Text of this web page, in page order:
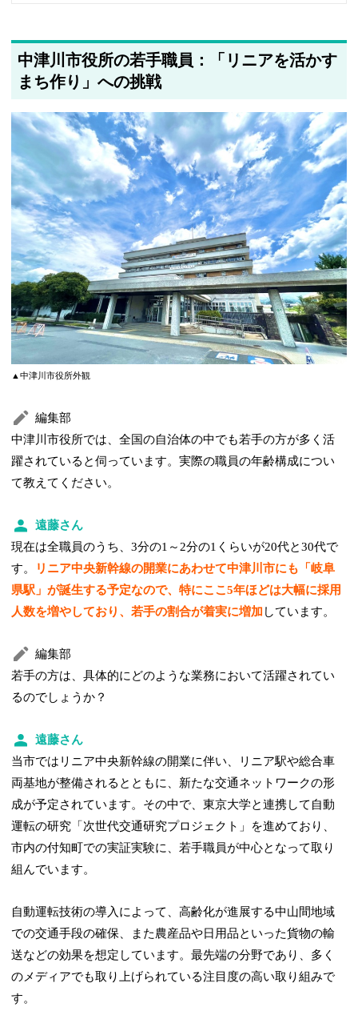
中津川市役所の若手職員：「リニアを活かす
まち作り」への挑戦
▲中津川市役所外観
編集部
中津川市役所では、全国の自治体の中でも若手の方が多く活
躍されていると伺っています。実際の職員の年齢構成につい
て教えてください。
遠藤さん
現在は全職員のうち、3分の1～2分の1くらいが20代と30代で
す。
リニア中央新幹線の開業にあわせて中津川市にも「岐阜
県駅」が誕生する予定なので、特にここ5年ほどは大幅に採用
人数を増やしており、若手の割合が着実に増加 しています。
編集部
若手の方は、具体的にどのような業務において活躍されてい
るのでしょうか？
遠藤さん
当市ではリニア中央新幹線の開業に伴い、リニア駅や総合車
両基地が整備されるとともに、新たな交通ネットワークの形
成が予定されています。その中で、東京大学と連携して自動
運転の研究「次世代交通研究プロジェクト」を進めており、
市内の付知町での実証実験に、若手職員が中心となって取り
組んでいます。
自動運転技術の導入によって、高齢化が進展する中山間地域
での交通手段の確保、また農産品や日用品といった貨物の輸
送などの効果を想定しています。最先端の分野であり、多く
のメディアでも取り上げられている注目度の高い取り組みで
す。